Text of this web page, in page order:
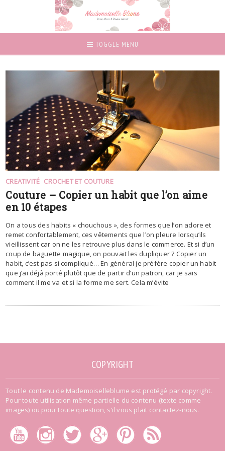
TOGGLE MENU
CREATIVITÉ CROCHET ET COUTURE
Couture – Copier un habit que l’on aime
en 10 étapes
On a tous des habits « chouchous », des formes que l’on adore et
remet confortablement, ces vêtements que l’on pleure lorsqu’ils
vieillissent car on ne les retrouve plus dans le commerce. Et si d’un
coup de baguette magique, on pouvait les dupliquer ? Copier un
habit, c’est pas si compliqué… En général je préfère copier un habit
que j’ai déjà porté plutôt que de partir d’un patron, car je sais
comment il me va et si la forme me sert. Cela m’évite
COPYRIGHT
Tout le contenu de Mademoiselleblume est protégé par copyright.
Pour toute utilisation même partielle du contenu (texte comme
images) ou pour toute question, s’il vous plait contactez-nous.